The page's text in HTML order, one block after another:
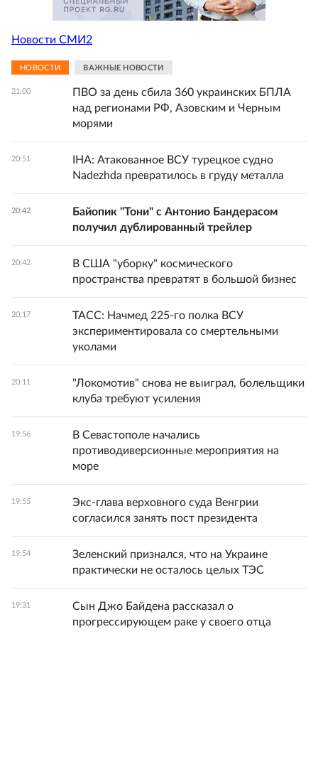
Новости СМИ2
НОВОСТИ ВАЖНЫЕ НОВОСТИ
21:00
ПВО за день сбила 360 украинских БПЛА
над регионами РФ, Азовским и Черным
морями
20:51
IHA: Атакованное ВСУ турецкое судно
Nadezhda превратилось в груду металла
20:42
Байопик "Тони" с Антонио Бандерасом
получил дублированный трейлер
20:42
В США "уборку" космического
пространства превратят в большой бизнес
20:17
ТАСС: Начмед 225-го полка ВСУ
экспериментировала со смертельными
уколами
20:11
"Локомотив" снова не выиграл, болельщики
клуба требуют усиления
19:56
В Севастополе начались
противодиверсионные мероприятия на
море
19:55
Экс-глава верховного суда Венгрии
согласился занять пост президента
19:54
Зеленский признался, что на Украине
практически не осталось целых ТЭС
19:31
Сын Джо Байдена рассказал о
прогрессирующем раке у своего отца